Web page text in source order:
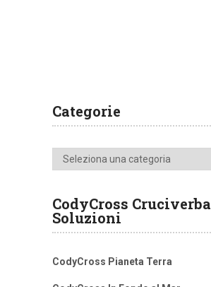
Categorie
Categorie
CodyCross Cruciverba
Soluzioni
CodyCross Pianeta Terra